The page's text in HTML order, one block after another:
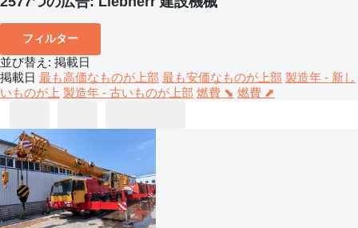
フィルター
並び替え : 掲載日
掲載日 最も高価なものが上部 最も安価なものが上部 製造年 - 新し
いものが上 製造年 - 古いものが上部 燃費 ⬊ 燃費 ⬈